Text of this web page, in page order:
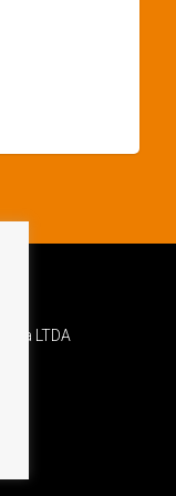
LTDA